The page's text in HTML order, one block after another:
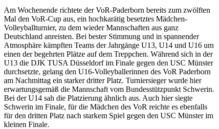
Am Wochenende richtete der VoR-Paderborn bereits zum zwölften
Mal den VoR-Cup aus, ein hochkarätig besetztes Mädchen-
Volleyballturnier, zu dem wieder Mannschaften aus ganz
Deutschland anreisten. Bei bester Stimmung und in spannender
Atmosphäre kämpften Teams der Jahrgänge U13, U14 und U16 um
einen der begehrten Plätze auf dem Treppchen. Während sich in der
U13 die DJK TUSA Düsseldorf im Finale gegen den USC Münster
durchsetzte, gelang den U16-Volleyballerinnen des VoR Paderborn
am Nachmittag ein starker dritter Platz. Turniersieger wurde hier
erwartungsgemäß die Mannschaft vom Bundesstützpunkt Schwerin.
Bei der U14 sah die Platzierung ähnlich aus. Auch hier siegte
Schwerin im Finale, für die Mädchen des VoR reichte es ebenfalls
für den dritten Platz nach starkem Spiel gegen den USC Münster im
kleinen Finale.